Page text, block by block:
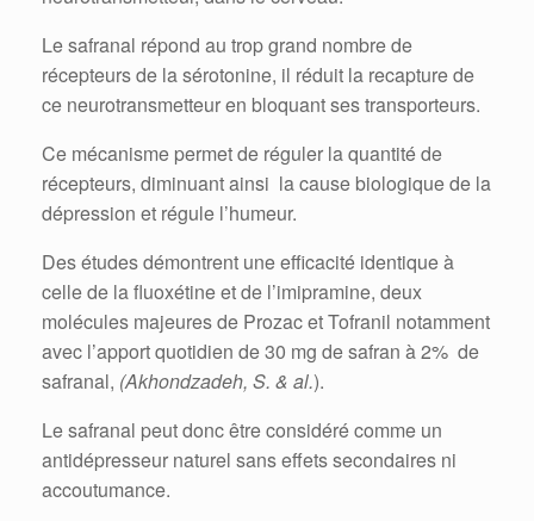
Le safranal répond au trop grand nombre de
récepteurs de la sérotonine, il réduit la recapture de
ce neurotransmetteur en bloquant ses transporteurs.
Ce mécanisme permet de réguler la quantité de
récepteurs, diminuant ainsi la cause biologique de la
dépression et régule l’humeur.
Des études démontrent une efficacité identique à
celle de la fluoxétine et de l’imipramine, deux
molécules majeures de Prozac et Tofranil notamment
avec l’apport quotidien de 30 mg de safran à 2% de
safranal, (Akhondzadeh, S. & al.).
Le safranal peut donc être considéré comme un
antidépresseur naturel sans effets secondaires ni
accoutumance.